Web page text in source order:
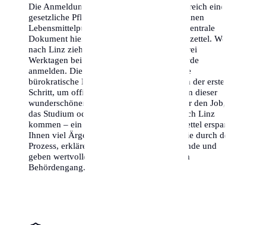
Die Anmeldung des Wohnsitzes ist in Österreich eine
gesetzliche Pflicht, die jeden betrifft, der seinen
Lebensmittelpunkt nach Linz verlegt. Das zentrale
Dokument hierfür ist der sogenannte Meldezettel. Wer
nach Linz zieht, muss sich innerhalb von drei
Werktagen bei der zuständigen Meldebehörde
anmelden. Dieser Vorgang ist nicht nur eine
bürokratische Notwendigkeit, sondern auch der erste
Schritt, um offiziell Teil der Gemeinschaft in dieser
wunderschönen Stadt zu werden. Ob Sie für den Job,
das Studium oder aus privaten Gründen nach Linz
kommen – ein korrekt ausgefüllter Meldezettel erspart
Ihnen viel Ärger im Alltag. Wir begleiten Sie durch den
Prozess, erklären die rechtlichen Hintergründe und
geben wertvolle Tipps für einen stressfreien
Behördengang.